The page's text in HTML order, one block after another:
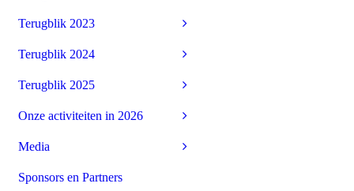
Terugblik 2023
Terugblik 2024
Terugblik 2025
Onze activiteiten in 2026
Media
Sponsors en Partners